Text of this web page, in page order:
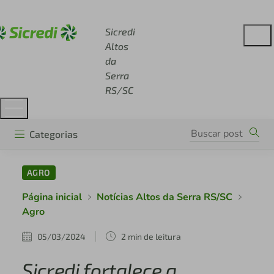
Sicredi
Altos
da
Serra
RS/SC
Categorias
AGRO
Página inicial
Notícias Altos da Serra RS/SC
Agro
05/03/2024 2 min de leitura